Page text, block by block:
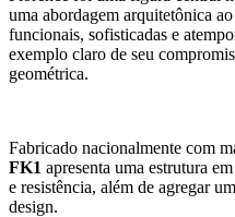
uma abordagem arquitetônica
funcionais, sofisticadas e
exemplo claro de seu
geométrica.
Fabricado nacionalmente com
FK1 apresenta uma estrutura em
e resistência, além de agregar
design.